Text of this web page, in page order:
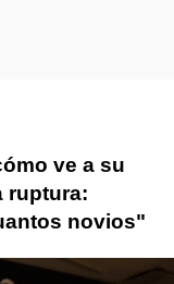
ve a su
ruptura:
novios"